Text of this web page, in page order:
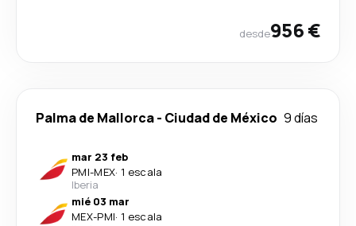
desde956 €
Palma de Mallorca- Ciudad de México 9 días
mar 23 feb
PMI-MEX· 1 escala
Iberia
mié 03 mar
MEX-PMI· 1 escala